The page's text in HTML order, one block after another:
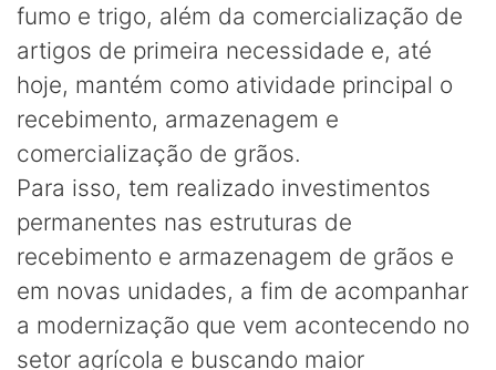
fumo e trigo, além da comercialização de
artigos de primeira necessidade e, até
hoje, mantém como atividade principal o
recebimento, armazenagem e
comercialização de grãos.
Para isso, tem realizado investimentos
permanentes nas estruturas de
recebimento e armazenagem de grãos e
em novas unidades, a fim de acompanhar
a modernização que vem acontecendo no
setor agrícola e buscando maior